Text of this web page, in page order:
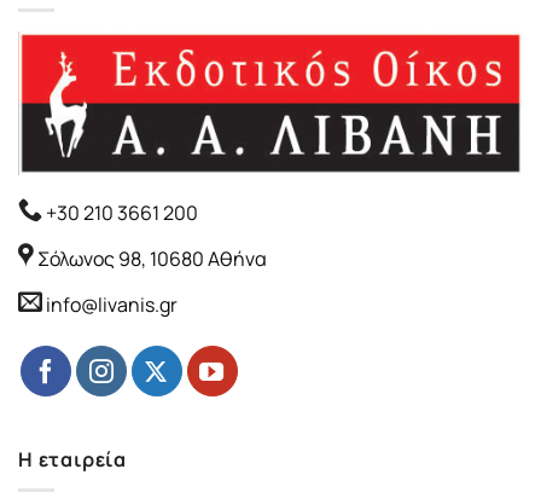
+30 210 3661 200
Σόλωνος 98, 10680 Αθήνα
info@livanis.gr
Η εταιρεία